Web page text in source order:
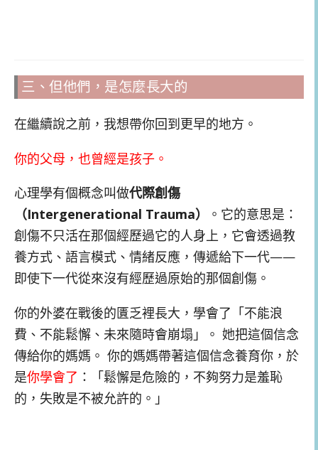
三、但他們，是怎麼長大的
在繼續說之前，我想帶你回到更早的地方。
你的父母，也曾經是孩子。
心理學有個概念叫做代際創傷
（Intergenerational Trauma）
。它的意思是：
創傷不只活在那個經歷過它的人身上，它會透過教
養方式、語言模式、情緒反應，傳遞給下一代——
即使下一代從來沒有經歷過原始的那個創傷。
你的外婆在戰後的匱乏裡長大，學會了「不能浪
費、不能鬆懈、未來隨時會崩塌」。 她把這個信念
傳給你的媽媽。 你的媽媽帶著這個信念養育你，於
是你學會了 ：「鬆懈是危險的，不夠努力是羞恥
的，失敗是不被允許的。」